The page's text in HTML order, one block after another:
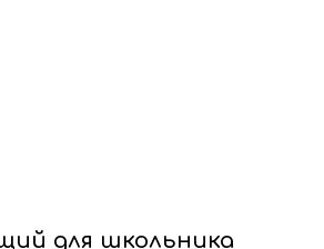
для школьника